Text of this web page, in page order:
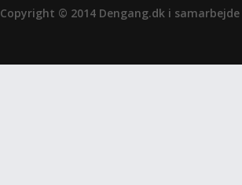
Copyright © 2014 Dengang.dk i samarbejde